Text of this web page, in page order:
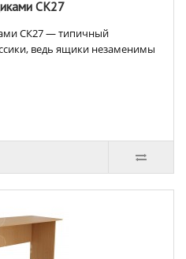
СК27
СК27 — типичный
ведь ящики незаменимы